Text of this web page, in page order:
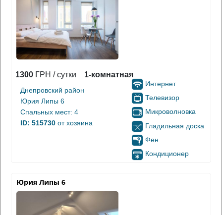
1300 ГРН / сутки 1-комнатная
Днепровский район
Юрия Липы 6
Спальных мест: 4
ID: 515730 от хозяина
Интернет
Телевизор
Микроволновка
Гладильная доска
Фен
Кондиционер
Юрия Липы 6